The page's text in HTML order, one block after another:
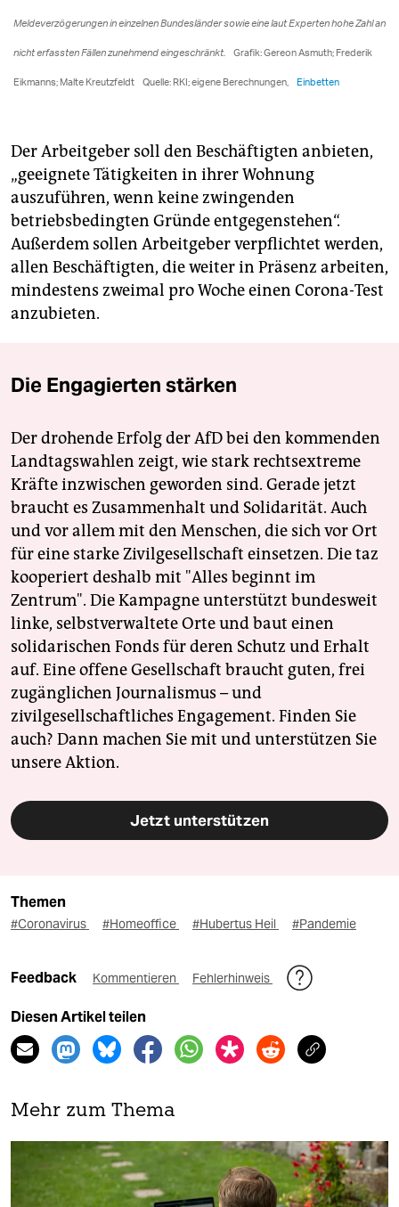
Der Arbeitgeber soll den Beschäftigten anbieten,
„geeignete Tätigkeiten in ihrer Wohnung
auszuführen, wenn keine zwingenden
betriebsbedingten Gründe entgegenstehen“.
Außerdem sollen Arbeitgeber verpflichtet werden,
allen Beschäftigten, die weiter in Präsenz arbeiten,
mindestens zweimal pro Woche einen Corona-Test
anzubieten.
Die Engagierten stärken
Der drohende Erfolg der AfD bei den kommenden
Landtagswahlen zeigt, wie stark rechtsextreme
Kräfte inzwischen geworden sind. Gerade jetzt
braucht es Zusammenhalt und Solidarität. Auch
und vor allem mit den Menschen, die sich vor Ort
für eine starke Zivilgesellschaft einsetzen. Die taz
kooperiert deshalb mit "Alles beginnt im
Zentrum". Die Kampagne unterstützt bundesweit
linke, selbstverwaltete Orte und baut einen
solidarischen Fonds für deren Schutz und Erhalt
auf. Eine offene Gesellschaft braucht guten, frei
zugänglichen Journalismus – und
zivilgesellschaftliches Engagement. Finden Sie
auch? Dann machen Sie mit und unterstützen Sie
unsere Aktion.
Jetzt unterstützen
Themen
#Coronavirus #Homeoffice #Hubertus Heil #Pandemie
Feedback Kommentieren Fehlerhinweis
Diesen Artikel teilen
Mehr zum Thema